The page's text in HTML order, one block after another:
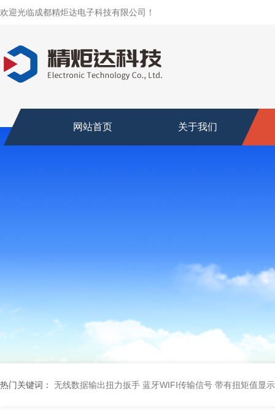
欢迎光临成都精炬达电子科技有限公司！
网站首页 关于我们
热门关键词： 无线数据输出扭力扳手 蓝牙WIFI传输信号 带有扭矩值显